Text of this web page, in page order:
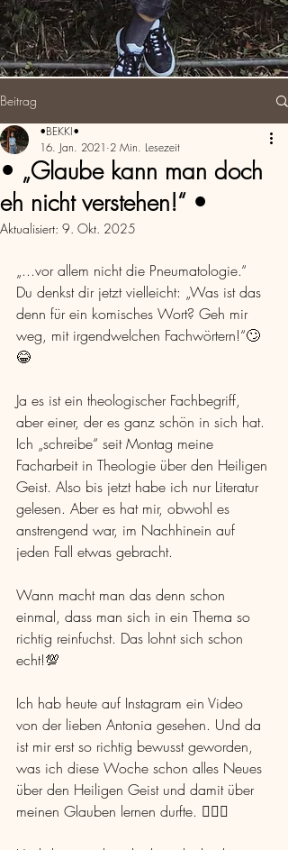
Beitrag
• „Glaube kann man doch
eh nicht verstehen!“ •
•BEKKI•
16. Jan. 2021 2 Min. Lesezeit
Aktualisiert: 9. Okt. 2025
„...vor allem nicht die Pneumatologie.“
Du denkst dir jetzt vielleicht: „Was ist das
denn für ein komisches Wort? Geh mir
weg, mit irgendwelchen Fachwörtern!“🙄
😂
Ja es ist ein theologischer Fachbegriff,
aber einer, der es ganz schön in sich hat.
Ich „schreibe“ seit Montag meine
Facharbeit in Theologie über den Heiligen
Geist. Also bis jetzt habe ich nur Literatur
gelesen. Aber es hat mir, obwohl es
anstrengend war, im Nachhinein auf
jeden Fall etwas gebracht.
Wann macht man das denn schon
einmal, dass man sich in ein Thema so
richtig reinfuchst. Das lohnt sich schon
echt!💯
Ich hab heute auf Instagram ein Video
von der lieben Antonia gesehen. Und da
ist mir erst so richtig bewusst geworden,
was ich diese Woche schon alles Neues
über den Heiligen Geist und damit über
meinen Glauben lernen durfte. 🤷🏽‍♀️